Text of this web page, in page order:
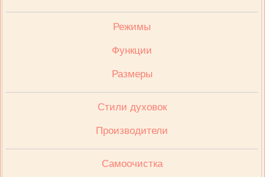
Режимы
Функции
Размеры
Стили духовок
Производители
Cамоочистка